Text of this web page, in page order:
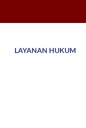
LAYANAN HUKUM